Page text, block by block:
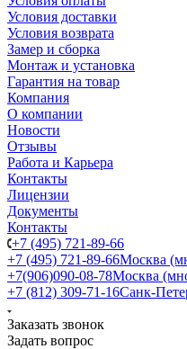
Условия доставки
Условия возврата
Замер и сборка
Монтаж и установка
Гарантия на товар
Компания
О компании
Новости
Отзывы
Работа и Карьера
Контакты
Лицензии
Документы
Контакты
+7 (495) 721-89-66
+7 (495) 721-89-66Москва
+7(906)090-08-78Москва
+7 (812) 309-71-16Санк-
Заказать звонок
Задать вопрос